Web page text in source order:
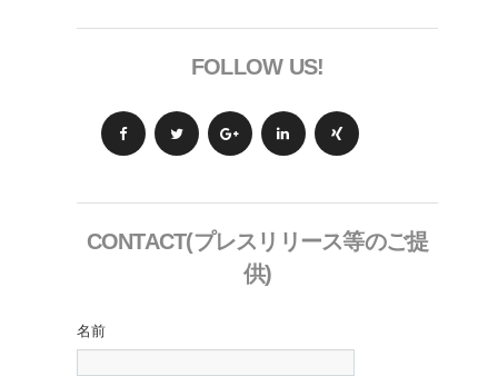
FOLLOW US!
CONTACT(プレスリリース等のご提
供)
名前